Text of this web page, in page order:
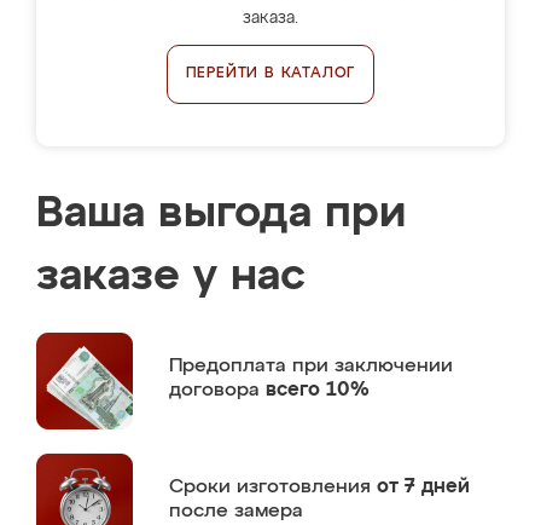
заказа.
ПЕРЕЙТИ В КАТАЛОГ
Ваша выгода при
заказе у нас
Предоплата при заключении
договора всего 10%
Сроки изготовления от 7 дней
после замера